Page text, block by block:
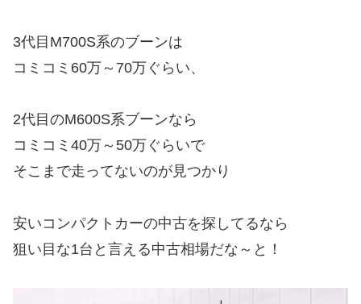
3代目M700S系のブーンは
コミコミ60万～70万ぐらい、
2代目のM600S系ブーンなら
コミコミ40万～50万ぐらいで
そこまで走ってないのが見つかり
安いコンパクトカーの中古を探してるなら
狙い目な1台と言える中古相場だな～と！